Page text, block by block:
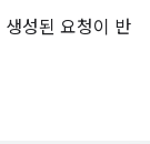
성된 요청이 반